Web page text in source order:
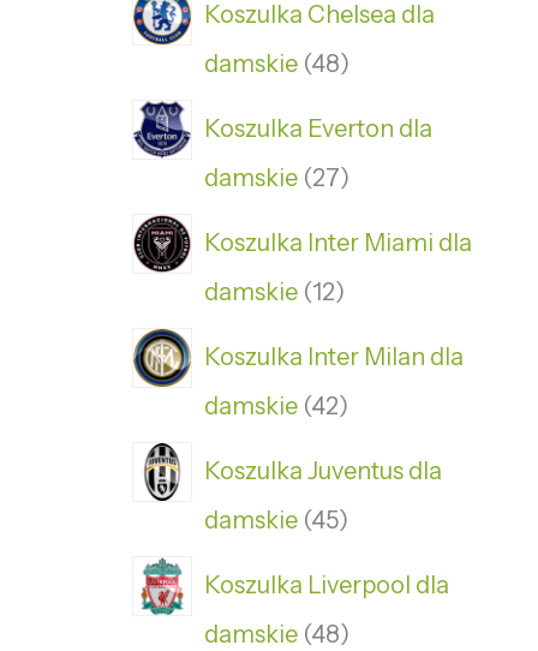
Koszulka Chelsea dla
damskie 48
Koszulka Everton dla
damskie 27
Koszulka Inter Miami dla
damskie 12
Koszulka Inter Milan dla
damskie 42
Koszulka Juventus dla
damskie 45
Koszulka Liverpool dla
damskie 48